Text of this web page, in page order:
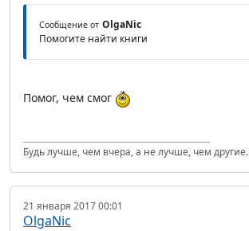
Сообщение от OlgaNic
Помогите найти книги
Помог, чем смог
Будь лучше, чем вчера, а не лучше, чем другие.
21 января 2017 00:01
OlgaNic